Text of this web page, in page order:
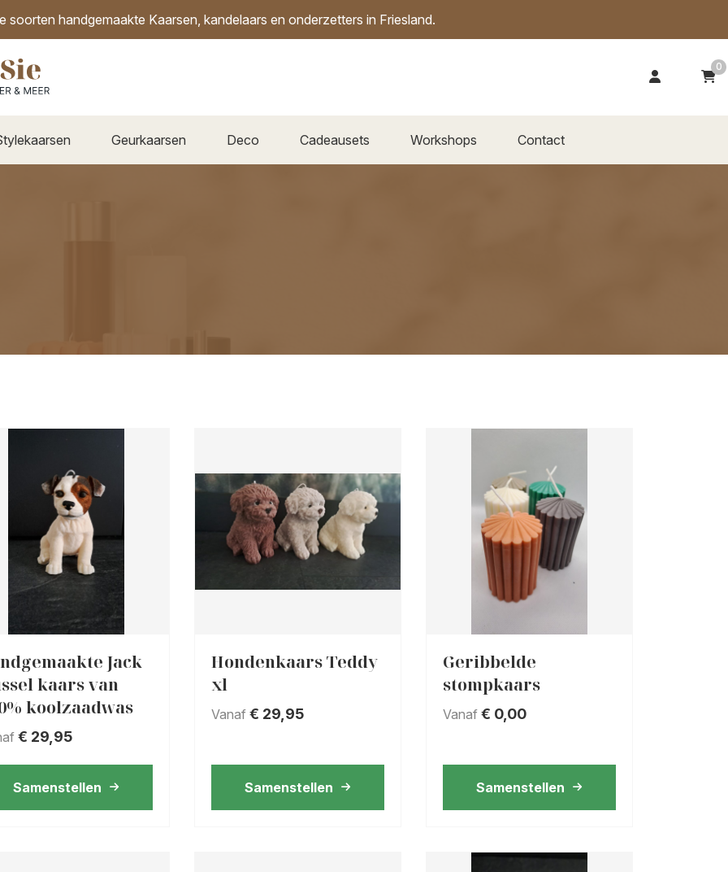
soorten handgemaakte Kaarsen, kandelaars en onderzetters in Friesland.
0
Geurkaarsen Deco Cadeausets Workshops Contact
Jack
kaars van
koolzaadwas
€ 29,95
Samenstellen
Hondenkaars Teddy
xl
Vanaf € 29,95
Samenstellen
Geribbelde
stompkaars
Vanaf € 0,00
Samenstellen